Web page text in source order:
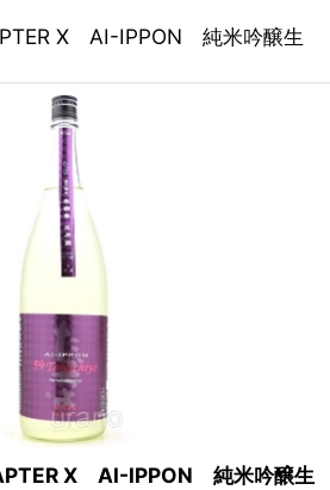
X AI-IPPON 純米吟醸生
X AI-IPPON 純米吟醸生